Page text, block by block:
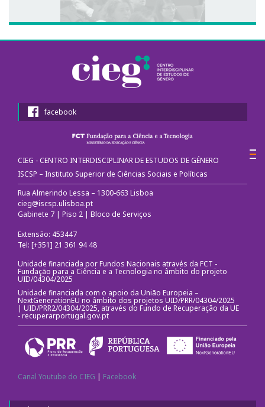
Fotografias e videos
O CIEG nos media
Ligações úteis
EDGE Lab
Equipamentos
facebook
CIEG - CENTRO INTERDISCIPLINAR DE ESTUDOS DE GÉNERO
ISCSP – Instituto Superior de Ciências Sociais e Políticas
Rua Almerindo Lessa – 1300-663 Lisboa
cieg@iscsp.ulisboa.pt
Gabinete 7 | Piso 2 | Bloco de Serviços
Extensão: 453447
Tel: [+351] 21 361 94 48
Unidade financiada por Fundos Nacionais através da FCT -
Fundação para a Ciência e a Tecnologia no âmbito do projeto
UID/04304/2025
Unidade financiada com o apoio da União Europeia –
NextGenerationEU no âmbito dos projetos UID/PRR/04304/2025
| UID/PRR2/04304/2025, através do Fundo de Recuperação da UE
-recuperarportugal.gov.pt
Canal Youtube do CIEG | Facebook